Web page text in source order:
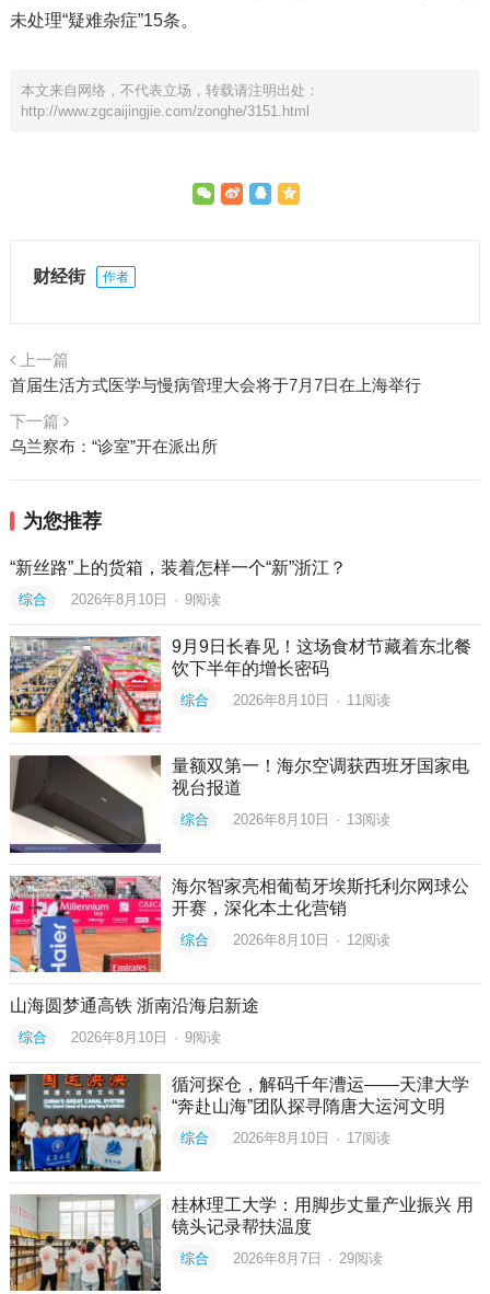
未处理“疑难杂症”15条。
本文来自网络，不代表立场，转载请注明出处：
http://www.zgcaijingjie.com/zonghe/3151.html
财经街 作者
上一篇
首届生活方式医学与慢病管理大会将于7月7日在上海举行
下一篇
乌兰察布：“诊室”开在派出所
为您推荐
“新丝路”上的货箱，装着怎样一个“新”浙江？
综合 2026年8月10日 · 9阅读
9月9日长春见！这场食材节藏着东北餐
饮下半年的增长密码
综合 2026年8月10日 · 11 阅读
量额双第一！海尔空调获西班牙国家电
视台报道
综合 2026年8月10日 · 13阅读
海尔智家亮相葡萄牙埃斯托利尔网球公
开赛，深化本土化营销
综合 2026年8月10日 · 12阅读
山海圆梦通高铁 浙南沿海启新途
综合 2026年8月10日 · 9阅读
循河探仓，解码千年漕运——天津大学
“奔赴山海”团队探寻隋唐大运河文明
综合 2026年8月10日 · 17阅读
桂林理工大学：用脚步丈量产业振兴 用
镜头记录帮扶温度
综合 2026年8月7日 · 29阅读